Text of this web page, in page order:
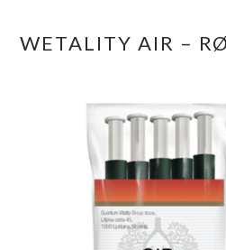
WETALITY AIR –